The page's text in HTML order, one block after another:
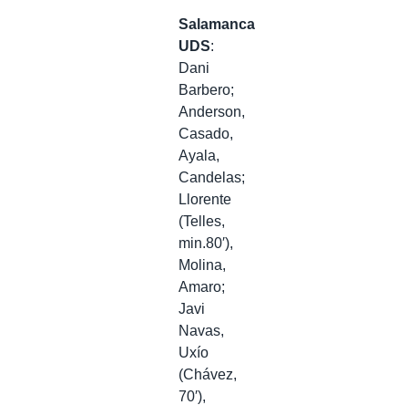
Salamanca
UDS:
Dani
Barbero;
Anderson,
Casado,
Ayala,
Candelas;
Llorente
(Telles,
min.80′),
Molina,
Amaro;
Javi
Navas,
Uxío
(Chávez,
70′),